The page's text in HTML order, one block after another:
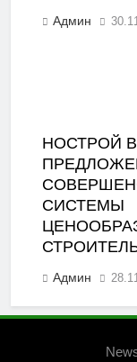
Админ
НОСТРОЙ
СИСТЕМЫ
Админ